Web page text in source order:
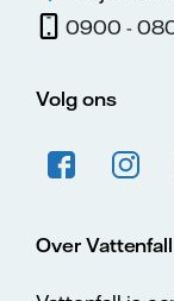
0900 -
Volg ons
Over Vattenfall